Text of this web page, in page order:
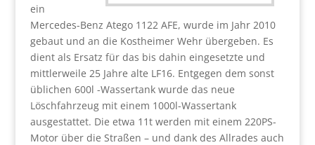
ein
Mercedes-Benz Atego 1122 AFE, wurde im Jahr 2010
gebaut und an die Kostheimer Wehr übergeben. Es
dient als Ersatz für das bis dahin eingesetzte und
mittlerweile 25 Jahre alte LF16. Entgegen dem sonst
üblichen 600l -Wassertank wurde das neue
Löschfahrzeug mit einem 1000l-Wassertank
ausgestattet. Die etwa 11t werden mit einem 220PS-
Motor über die Straßen – und dank des Allrades auch